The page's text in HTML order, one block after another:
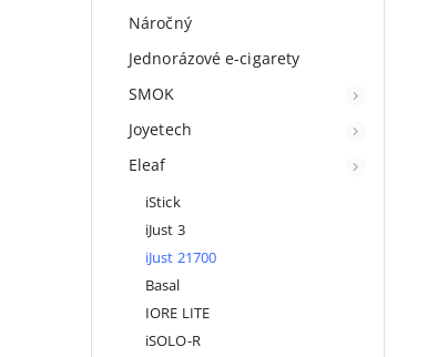
Náročný
Jednorázové e-cigarety
SMOK
Joyetech
Eleaf
iStick
iJust 3
iJust 21700
Basal
IORE LITE
iSOLO-R